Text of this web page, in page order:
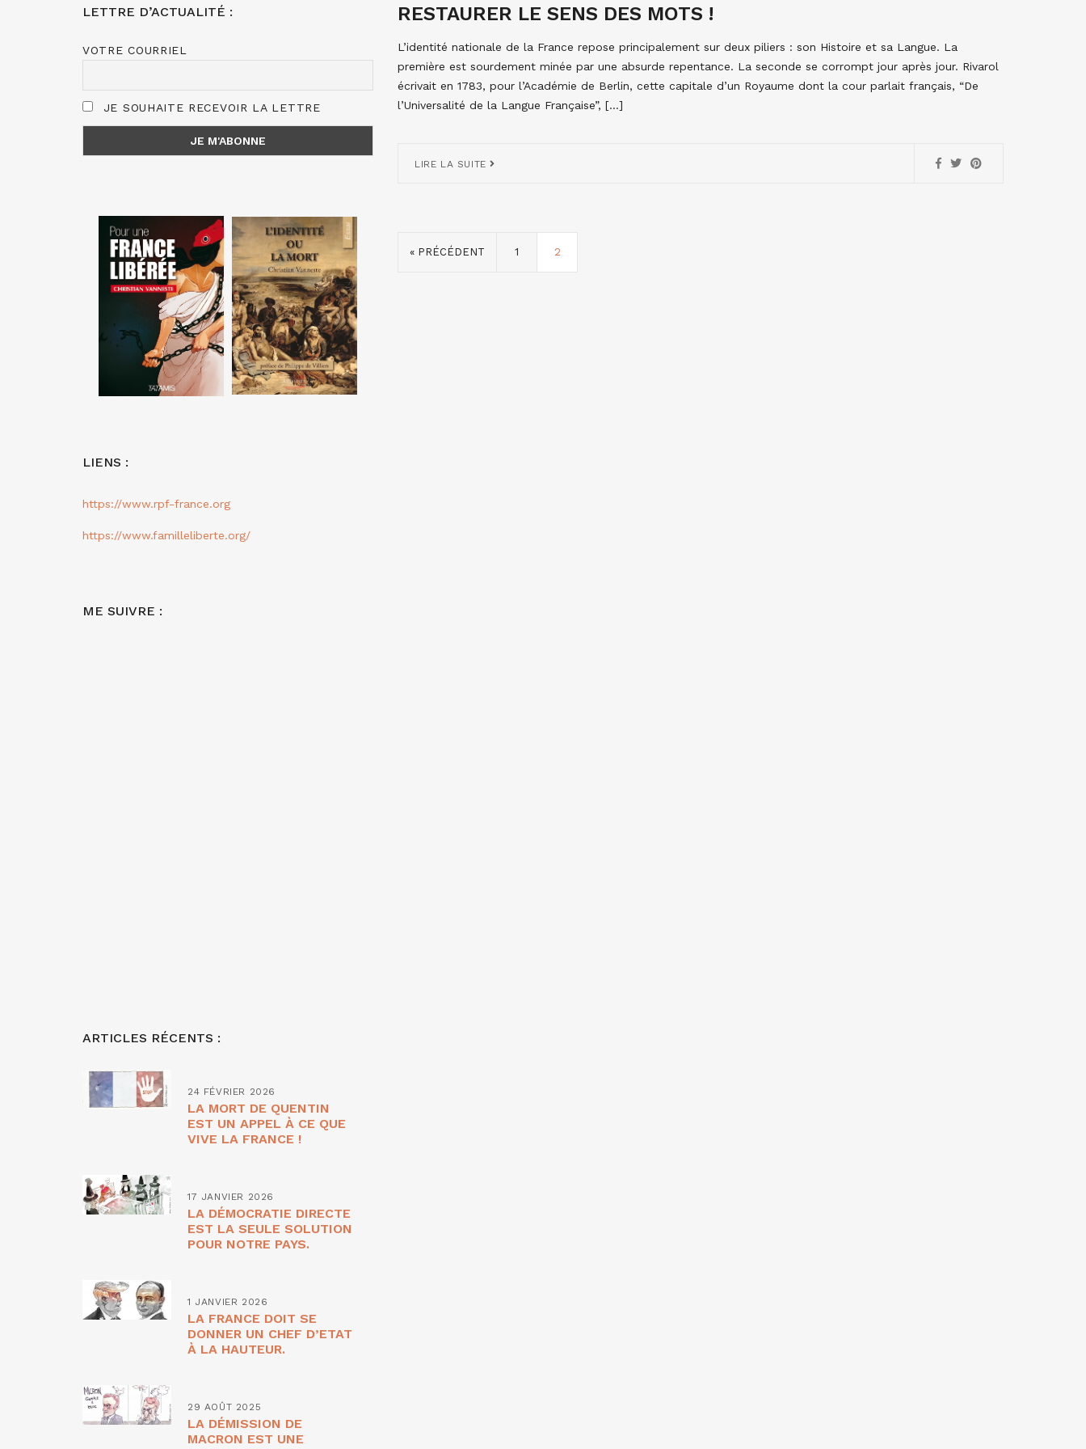
RESTAURER LE SENS DES MOTS !
L’identité nationale de la France repose principalement sur deux piliers : son Histoire et sa Langue. La
première est sourdement minée par une absurde repentance. La seconde se corrompt jour après jour. Rivarol
écrivait en 1783, pour l’Académie de Berlin, cette capitale d’un Royaume dont la cour parlait français, “De
l’Universalité de la Langue Française”, […]
LIRE LA SUITE
« PRÉCÉDENT 1 2
LETTRE D’ACTUALITÉ :
VOTRE COURRIEL
JE SOUHAITE RECEVOIR LA LETTRE
LIENS :
https://www.rpf-france.org
https://www.familleliberte.org/
ME SUIVRE :
ARTICLES RÉCENTS :
24 FÉVRIER 2026
LA MORT DE QUENTIN
EST UN APPEL À CE QUE
VIVE LA FRANCE !
17 JANVIER 2026
LA DÉMOCRATIE DIRECTE
EST LA SEULE SOLUTION
POUR NOTRE PAYS.
1 JANVIER 2026
LA FRANCE DOIT SE
DONNER UN CHEF D’ETAT
À LA HAUTEUR.
29 AOÛT 2025
LA DÉMISSION DE
MACRON EST UNE